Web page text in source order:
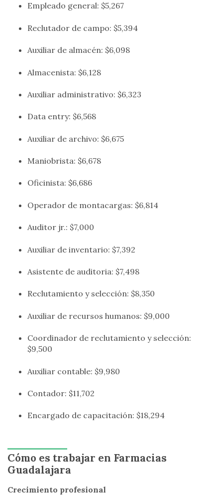
Empleado general: $5,267
Reclutador de campo: $5,394
Auxiliar de almacén: $6,098
Almacenista: $6,128
Auxiliar administrativo: $6,323
Data entry: $6,568
Auxiliar de archivo: $6,675
Maniobrista: $6,678
Oficinista: $6,686
Operador de montacargas: $6,814
Auditor jr.: $7,000
Auxiliar de inventario: $7,392
Asistente de auditoria: $7,498
Reclutamiento y selección: $8,350
Auxiliar de recursos humanos: $9,000
Coordinador de reclutamiento y selección:
$9,500
Auxiliar contable: $9,980
Contador: $11,702
Encargado de capacitación: $18,294
Cómo es trabajar en Farmacias
Guadalajara
Crecimiento profesional